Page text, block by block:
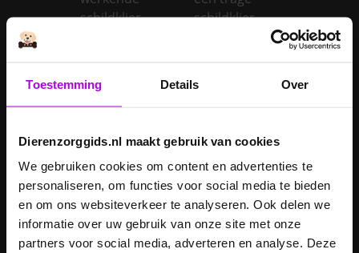
Toestemming Details Over
Dierenzorggids.nl maakt gebruik van cookies
We gebruiken cookies om content en advertenties te
personaliseren, om functies voor social media te bieden
en om ons websiteverkeer te analyseren. Ook delen we
informatie over uw gebruik van onze site met onze
partners voor social media, adverteren en analyse. Deze
schildklier
schildklier
Inentingen hond
Is een kerstboom
honden?
geopereerd – wat
kan je
verwachten?
Je kat naar een
pension brengen
Je kat wordt